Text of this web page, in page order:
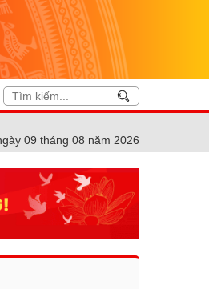
09 tháng 08 năm 2026